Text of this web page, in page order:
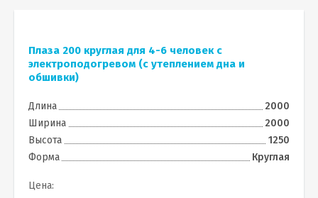
Плаза 200 круглая для 4-6 человек с
электроподогревом (с утеплением дна и
обшивки)
Длина
2000
Ширина
2000
Высота
1250
Форма
Круглая
Цена: